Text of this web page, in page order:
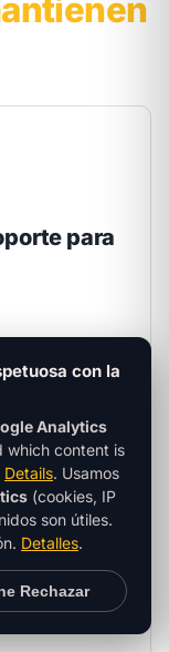
para
mounting
industrial
loader cabin
con la
Analytics
which content is
Details. Usamos
(cookies, IP
son útiles.
Detalles.
Rechazar